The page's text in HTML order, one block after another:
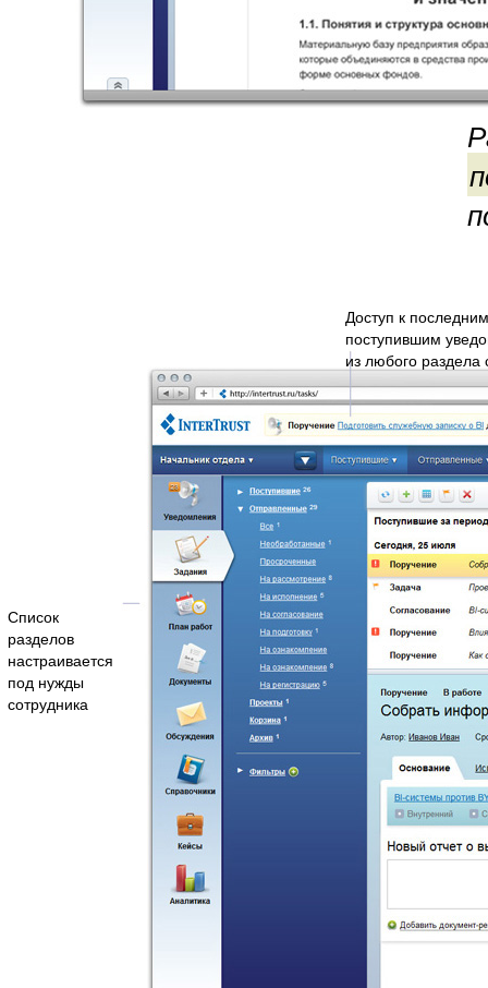
Доступ к последним
поступившим
из любого раздела
Список
разделов
настраивается
под нужды
сотрудника